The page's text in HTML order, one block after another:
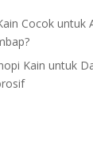
Cocok untuk
Kain untuk